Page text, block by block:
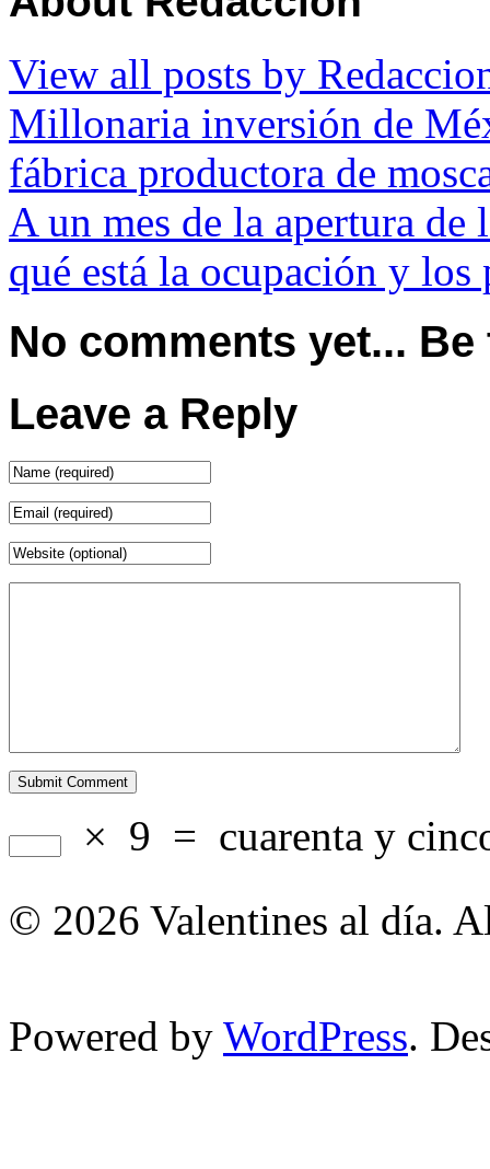
View all posts by
Millonaria inversión de
fábrica productora de
A un mes de la apertura
qué está la ocupación y
No comments yet...
Leave a Reply
× 9 = cuarenta y
© 2026 Valentines al día.
Powered by WordPress.